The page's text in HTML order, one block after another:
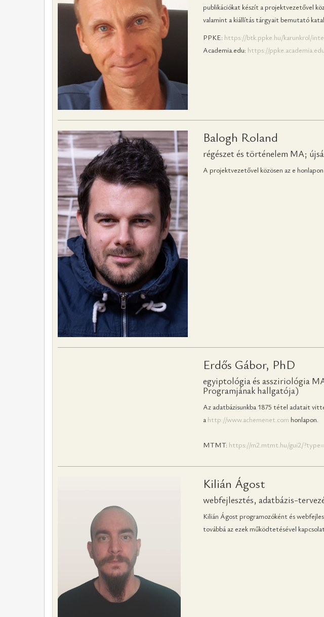
publikációkat készít a projektvezetővel
valamint a kiállítás tárgyait bemutató
PPKE: https://btk.ppke.hu/karunkrol/
Academia.edu: https://
Balogh Roland
régészet és történelem MA;
A projektvezetővel közösen az e
Erdős Gábor, PhD
egyiptológia és assziriológia
Programjának hallgatója)
Az adatbázisunkba 1875 tétel adatait
a http://www.achemenet.com honlapon.
MTMT: https://m2.mtmt.hu/gui2/
Kilián Ágost
webfejlesztés, adatbázis-
Kilián Ágost programozóként és
továbbá az ezek működtetésével